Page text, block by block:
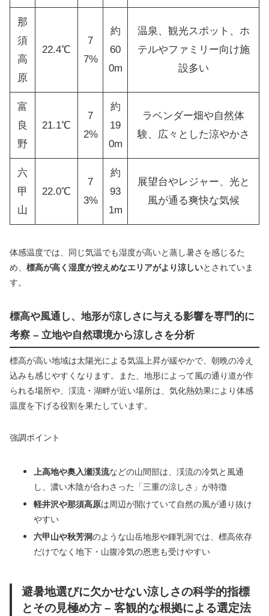
那
須
高
原
22.4℃
7
7%
約
60
0m
温泉、観光スポット、ホ
テルやファミリー向け施
設多い
富
良
野
21.1℃
7
2%
約
19
0m
ラベンダー畑や自然体
験、広々とした涼やかさ
六
甲
山
22.0℃
7
3%
約
93
1m
展望台やレジャー、光と
風が通る爽快な気候
体感温度では、同じ気温でも湿度が高いと蒸し暑さを感じるた
め、 標高が高く湿度が控えめなエリアがより涼しいとされていま
す。
標高や風通し、地形が涼しさに与える影響を専門的に
考察 – 立地や自然環境から涼しさを分析
標高が高い地域は太陽光による気温上昇が緩やかで、朝晩の冷え
込みも感じやすくなります。また、地形によって風の通り道が作
られる場所や、渓流・湖畔が近い場所は、気化熱効果により体感
温度を下げる役割を果たしています。
強調ポイント
上高地や奥入瀬渓流などの山間部は、渓流の冷気と風通
し、濃い木陰が合わさった「三重の涼しさ」が特徴
軽井沢や那須高原は周辺が開けていて自然の風が通り抜け
やすい
六甲山や秋芳洞のような山岳地形や鍾乳洞では、標高依存
だけでなく地下・山腹冷気の恩恵も受けやすい
避暑地選びに欠かせない涼しさの科学的指標
とその見極め方 – 客観的な根拠による選定法